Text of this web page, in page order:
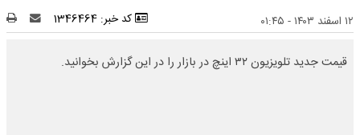
۱۲ اسفند ۱۴۰۳ - ۰۱:۴۵ کد خبر: 1346464
قیمت جدید تلویزیون ۳۲ اینچ در بازار را در این گزارش بخوانید.